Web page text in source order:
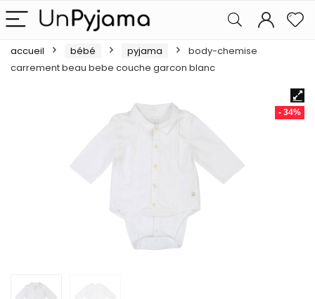
accueil bébé pyjama
body-chemise
carrement beau bebe couche garcon blanc
- 34%